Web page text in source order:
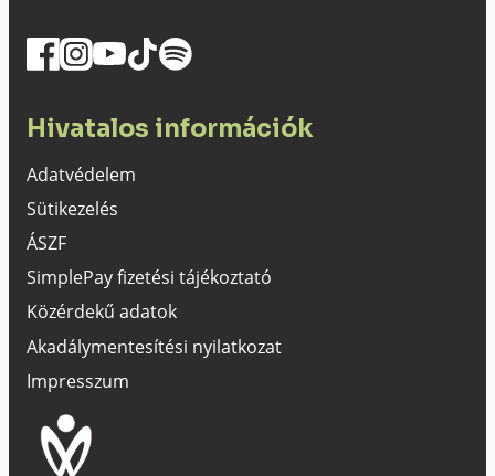
Hivatalos információk
Adatvédelem
Sütikezelés
ÁSZF
SimplePay fizetési tájékoztató
Közérdekű adatok
Akadálymentesítési nyilatkozat
Impresszum